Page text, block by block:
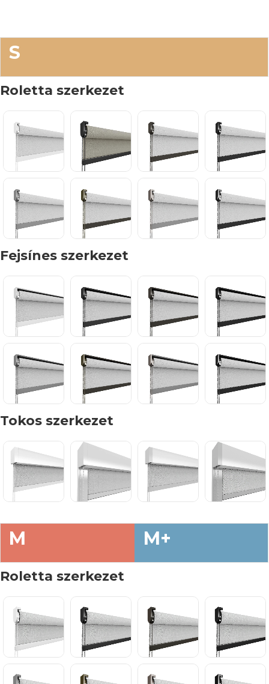
S
Roletta szerkezet
Fejsínes szerkezet
Tokos szerkezet
M M+
Roletta szerkezet